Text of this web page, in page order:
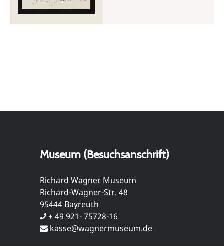
Museum (Besuchsanschrift)
Richard Wagner Museum
Richard-Wagner-Str. 48
95444 Bayreuth
+ 49 921- 75728-16
kasse@wagnermuseum.de